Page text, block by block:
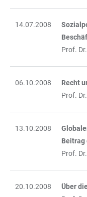
14.07.2008
Prof.
06.10.2008
Recht
Prof.
13.10.2008
Beitrag
Prof.
20.10.2008
Über